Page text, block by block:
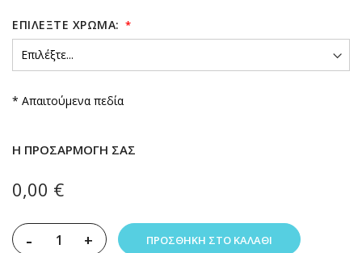
ΕΠΙΛΈΞΤΕ ΧΡΏΜΑ:
* Απαιτούμενα πεδία
Η ΠΡΟΣΑΡΜΟΓΉ ΣΑΣ
0,00 €
- + ΠΡΟΣΘΉΚΗ ΣΤΟ ΚΑΛΆΘΙ